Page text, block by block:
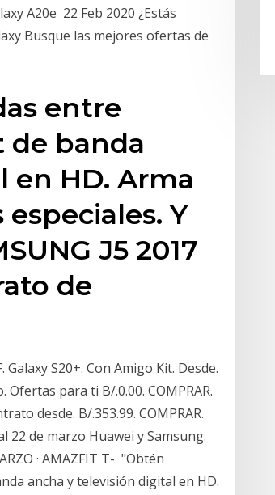
A20e 22 Feb 2020 ¿Estás
Busque las mejores ofertas de
entre
de banda
en HD. Arma
Y
J5 2017
de
S20+. Con Amigo Kit. Desde.
Ofertas para ti B/.0.00. COMPRAR.
desde. B/.353.99. COMPRAR.
22 de marzo Huawei y Samsung.
· AMAZFIT T- "Obtén
ancha y televisión digital en HD.